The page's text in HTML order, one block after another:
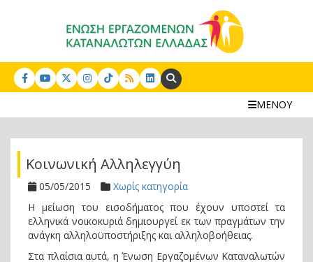
Search:
ΜΕΝΟΥ
Κοινωνική Αλληλεγγύη
05/05/2015
Χωρίς κατηγορία
Η μείωση του εισοδήματος που έχουν υποστεί τα
ελληνικά νοικοκυριά δημιουργεί εκ των πραγμάτων την
ανάγκη αλληλοϋποστήριξης και αλληλοβοήθειας.
Στα πλαίσια αυτά, η Ένωση Εργαζομένων Καταναλωτών